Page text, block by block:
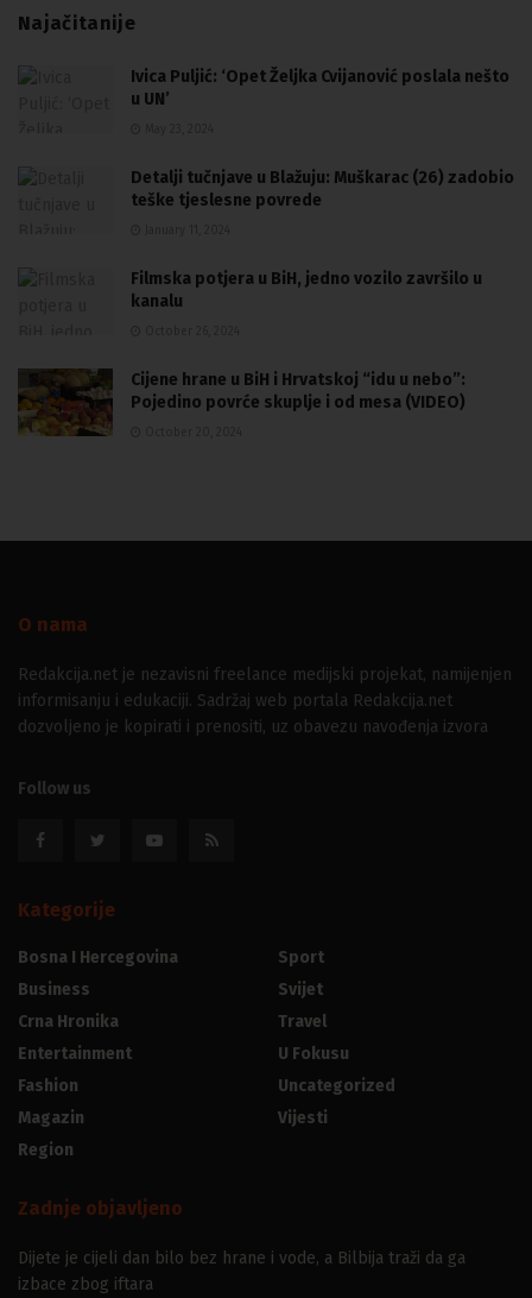
Najačitanije
Ivica Puljić: ‘Opet Željka Cvijanović poslala nešto
u UN’
Detalji tučnjave u Blažuju: Muškarac (26) zadobio
teške tjeslesne povrede
Filmska potjera u BiH, jedno vozilo završilo u
kanalu
Cijene hrane u BiH i Hrvatskoj “idu u nebo”:
Pojedino povrće skuplje i od mesa (VIDEO)
O nama
Redakcija.net je nezavisni freelance medijski projekat, namijenjen
informisanju i edukaciji. Sadržaj web portala Redakcija.net
dozvoljeno je kopirati i prenositi, uz obavezu navođenja izvora
Follow us
Kategorije
Bosna I Hercegovina
Business
Crna Hronika
Entertainment
Fashion
Magazin
Region
Sport
Svijet
Travel
U Fokusu
Uncategorized
Vijesti
Zadnje objavljeno
Dijete je cijeli dan bilo bez hrane i vode, a Bilbija traži da ga
izbace zbog iftara